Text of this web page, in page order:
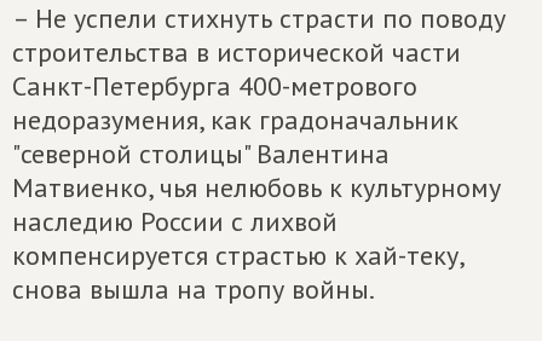
– Не успели стихнуть страсти по поводу
строительства в исторической части
Санкт-Петербурга 400-метрового
недоразумения, как градоначальник
"северной столицы" Валентина
Матвиенко, чья нелюбовь к культурному
наследию России с лихвой
компенсируется страстью к хай-теку,
снова вышла на тропу войны.